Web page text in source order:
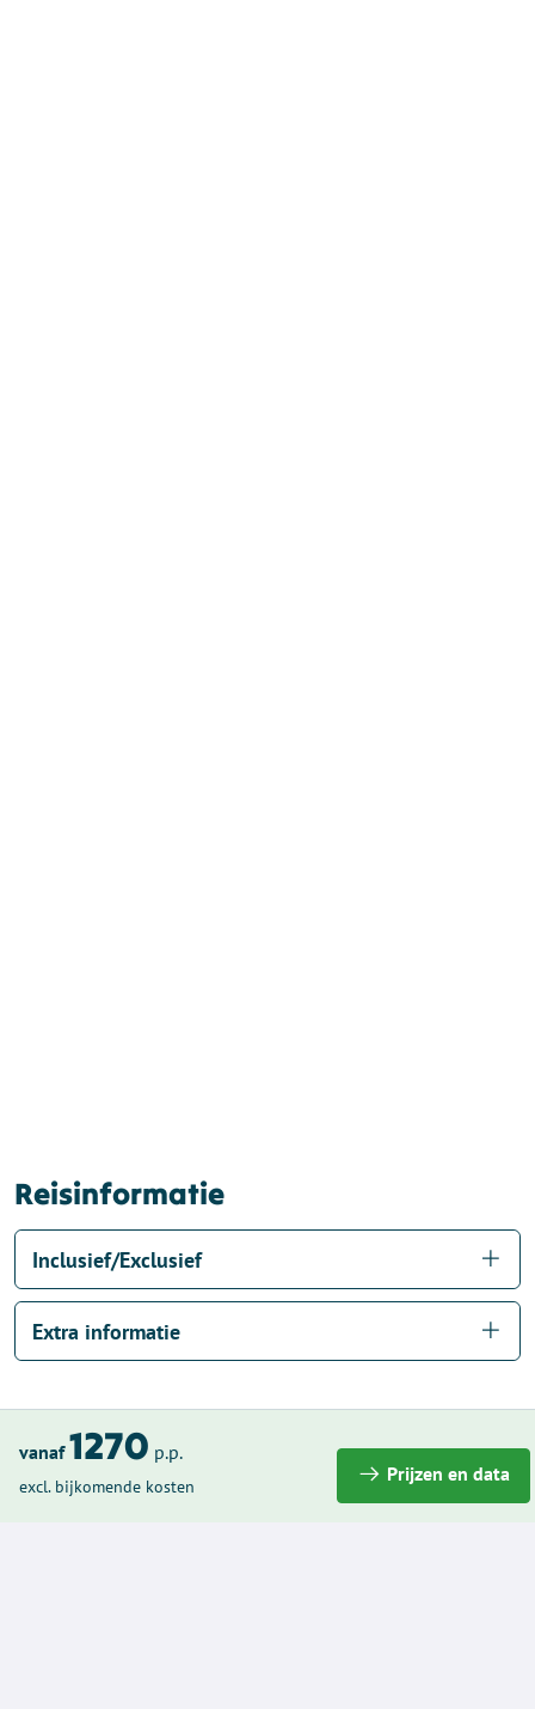
vanaf 1270 p.p.
excl. bijkomende kosten
Prijzen en data
Reisinformatie
Inclusief/Exclusief
Extra informatie
Dit vonden anderen van de